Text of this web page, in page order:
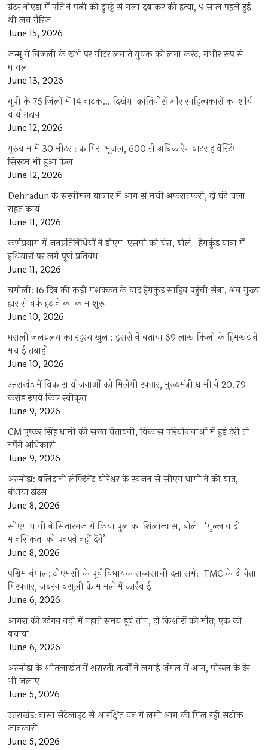
ग्रेटर नोएडा में पति ने पत्नी की दुपट्टे से गला दबाकर की हत्या, 9 साल पहले हुई
थी लव मैरिज
June 15, 2026
जम्मू में बिजली के खंभे पर मीटर लगाते युवक को लगा करंट, गंभीर रूप से
घायल
June 13, 2026
यूपी के 75 जिलों में 14 नाटक… दिखेगा क्रांतिवीरों और साहित्यकारों का शौर्य
व योगदान
June 12, 2026
गुरुग्राम में 30 मीटर तक गिरा भूजल, 600 से अधिक रेन वाटर हार्वेस्टिंग
सिस्टम भी हुआ फेल
June 12, 2026
Dehradun के सरनीमल बाजार में आग से मची अफरातफरी, दो घंटे चला
राहत कार्य
June 11, 2026
कर्णप्रयाग में जनप्रतिनिधियों ने डीएम-एसपी को घेरा, बोले- हेमकुंड यात्रा में
हथियारों पर लगे पूर्ण प्रतिबंध
June 11, 2026
चमोली: 16 दिन की कड़ी मशक्कत के बाद हेमकुंड साहिब पहुंची सेना, अब मुख्य
द्वार से बर्फ हटाने का काम शुरू
June 10, 2026
धराली जलप्रलय का रहस्य खुला: इसरो ने बताया 69 लाख किलो के हिमखंड ने
मचाई तबाही
June 10, 2026
उत्तराखंड में विकास योजनाओं को मिलेगी रफ्तार, मुख्यमंत्री धामी ने 20.79
करोड़ रुपये किए स्वीकृत
June 9, 2026
CM पुष्कर सिंह धामी की सख्त चेतावनी, विकास परियोजनाओं में हुई देरी तो
नपेंगे अधिकारी
June 9, 2026
अल्मोड़ा: बलिदानी लेफ्टिनेंट बीरेश्वर के स्वजन से सीएम धामी ने की बात,
बंधाया ढांढस
June 8, 2026
सीएम धामी ने सितारगंज में किया पुल का शिलान्यास, बोले- ‘मुल्लावादी
मानसिकता को पनपने नहीं देंगे’
June 8, 2026
पश्चिम बंगाल: टीएमसी के पूर्व विधायक सब्यसाची दत्ता समेत TMC के दो नेता
गिरफ्तार, जबरन वसूली के मामले में कार्रवाई
June 6, 2026
आगरा की उटंगन नदी में नहाते समय डूबे तीन, दो किशोरों की मौत; एक को
बचाया
June 6, 2026
अल्मोड़ा के शीतलाखेत में शरारती तत्वों ने लगाई जंगल में आग, पीरूल के ढेर
भी जलाए
June 5, 2026
उत्तराखंड: नासा सेटेलाइट से आरक्षित वन में लगी आग की मिल रही सटीक
जानकारी
June 5, 2026